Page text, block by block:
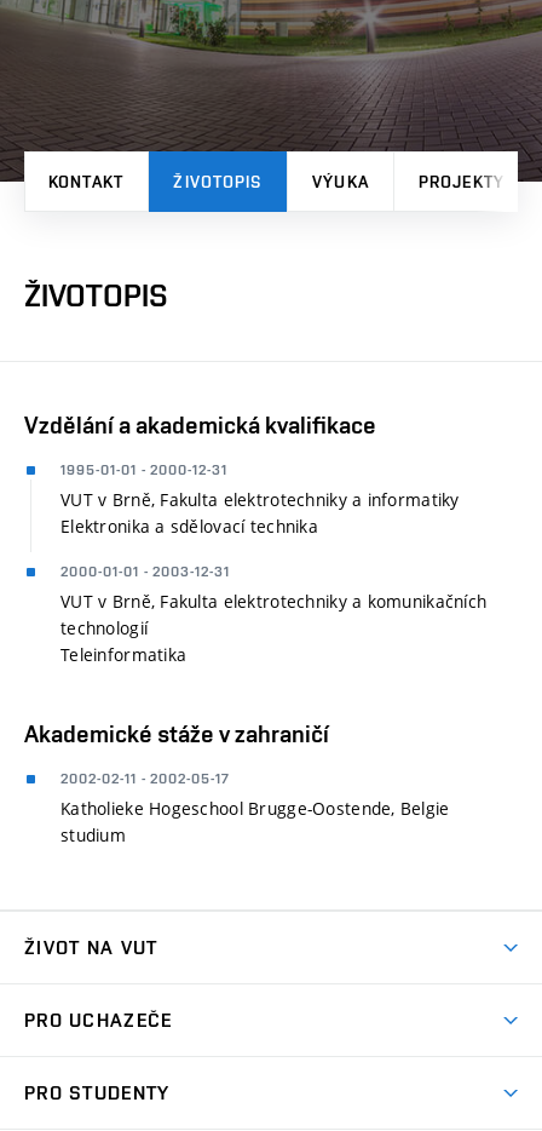
KONTAKT ŽIVOTOPIS VÝUKA PROJEKTY
ŽIVOTOPIS
Vzdělání a akademická kvalifikace
1995-01-01 - 2000-12-31
VUT v Brně, Fakulta elektrotechniky a informatiky
Elektronika a sdělovací technika
2000-01-01 - 2003-12-31
VUT v Brně, Fakulta elektrotechniky a komunikačních
technologií
Teleinformatika
Akademické stáže v zahraničí
2002-02-11 - 2002-05-17
Katholieke Hogeschool Brugge-Oostende, Belgie
studium
ŽIVOT NA VUT
Koleje
PRO UCHAZEČE
PRO STUDENTY